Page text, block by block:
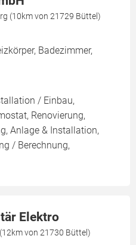
(10km von 21729 Büttel)
Badezimmer,
/ Einbau,
Renovierung,
Anlage & Installation,
/ Berechnung,
Elektro
von 21730 Büttel)